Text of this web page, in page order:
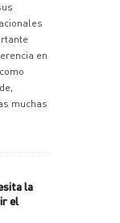
en
muchas
la
el